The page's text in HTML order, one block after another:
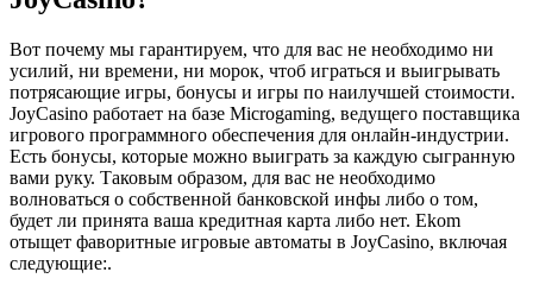
Вот почему мы гарантируем, что для вас не необходимо ни
усилий, ни времени, ни морок, чтоб играться и выигрывать
потрясающие игры, бонусы и игры по наилучшей стоимости.
JoyCasino работает на базе Microgaming, ведущего поставщика
игрового программного обеспечения для онлайн-индустрии.
Есть бонусы, которые можно выиграть за каждую сыгранную
вами руку. Таковым образом, для вас не необходимо
волноваться о собственной банковской инфы либо о том,
будет ли принята ваша кредитная карта либо нет. Ekom
отыщет фаворитные игровые автоматы в JoyCasino, включая
следующие:.